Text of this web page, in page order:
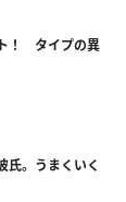
！ タイプの異
氏。うまくいく